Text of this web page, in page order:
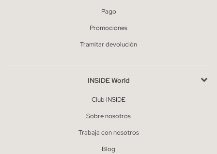
Pago
Promociones
Tramitar devolución
INSIDE World
Club INSIDE
Sobre nosotros
Trabaja con nosotros
Blog